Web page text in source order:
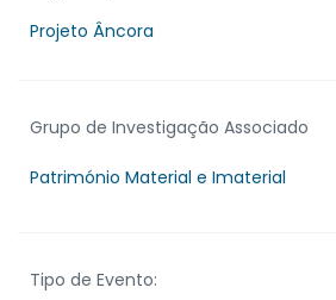
Projeto Âncora
Grupo de Investigação Associado
Património Material e Imaterial
Tipo de Evento: